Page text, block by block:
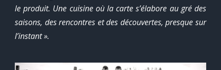
le produit. Une cuisine où la carte s’élabore au gré des
saisons, des rencontres et des découvertes, presque sur
l’instant ».